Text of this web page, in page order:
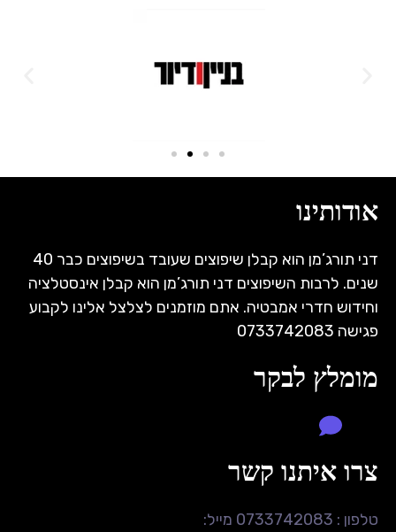
אודותינו
דני תורג’מן הוא קבלן שיפוצים שעובד בשיפוצים כבר 40
שנים. לרבות השיפוצים דני תורג’מן הוא קבלן אינסטלציה
וחידוש חדרי אמבטיה. אתם מוזמנים לצלצל אלינו לקבוע
פגישה 0733742083
מומלץ לבקר
צרו איתנו קשר
טלפון : 0733742083 מייל: